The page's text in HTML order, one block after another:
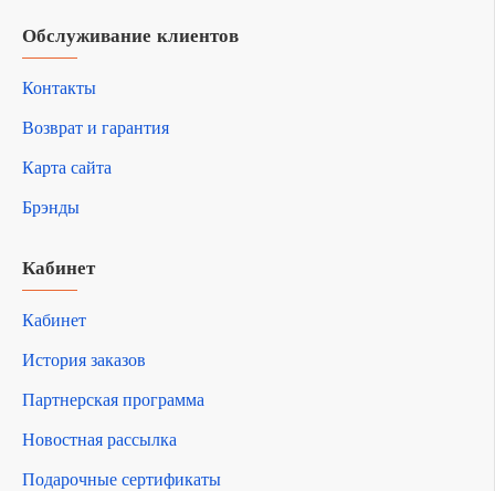
Обслуживание клиентов
Контакты
Возврат и гарантия
Карта сайта
Брэнды
Кабинет
Кабинет
История заказов
Партнерская программа
Новостная рассылка
Подарочные сертификаты